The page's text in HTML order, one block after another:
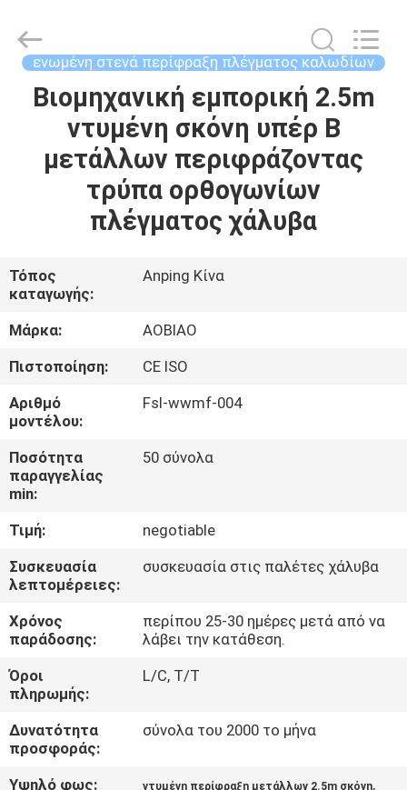
ΣΠΊΤΙ
ΠΡΟΪΌΝΤΑ
ΠΕΡΊΠΟΥ
ΓΎΡΟΣ
ΕΡΓΟΣΤΑΣΊΩΝ
ΠΟΙΟΤΙΚΌΣ
ΈΛΕΓΧΟΣ
ΜΑΣ
ΣΕ
ΕΠΑΦΉ
ΕΙΔΉΣΕΙΣ
ΖΗΤΉΣΤΕ
ΈΝΑ
ΑΠΌΣΠΑΣΜΑ
Products
Co.,Ltd.
Rights
Developed
ενωμένη στενά περίφραξη πλέγματος καλωδίων
Βιομηχανική εμπορική 2.5m
ντυμένη σκόνη υπέρ Β
μετάλλων περιφράζοντας
τρύπα ορθογωνίων
πλέγματος χάλυβα
Τόπος
καταγωγής:
Anping Κίνα
Μάρκα:
AOBIAO
Πιστοποίηση:
CE ISO
Αριθμό
μοντέλου:
Fsl-wwmf-004
Ποσότητα
παραγγελίας
min:
50 σύνολα
Τιμή:
negotiable
Συσκευασία
λεπτομέρειες:
συσκευασία στις παλέτες χάλυβα
Χρόνος
παράδοσης:
περίπου 25-30 ημέρες μετά από να
λάβει την κατάθεση.
Όροι
πληρωμής:
L/C, T/T
Δυνατότητα
προσφοράς:
σύνολα του 2000 το μήνα
Υψηλό φως: ντυμένη περίφραξη μετάλλων 2.5m σκόνη,